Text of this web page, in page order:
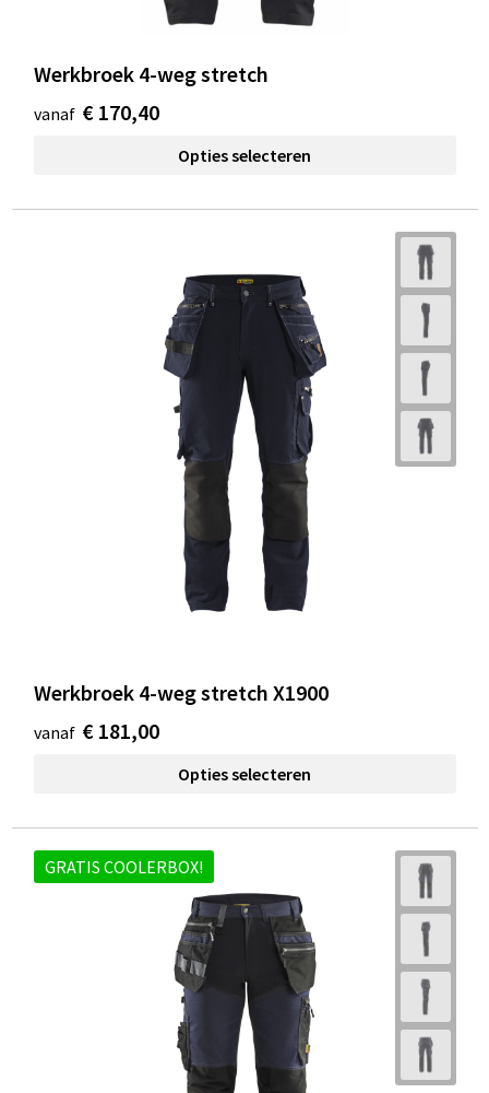
Werkbroek 4-weg stretch
vanaf € 170,40
Opties selecteren
Werkbroek 4-weg stretch X1900
vanaf € 181,00
Opties selecteren
GRATIS COOLERBOX!